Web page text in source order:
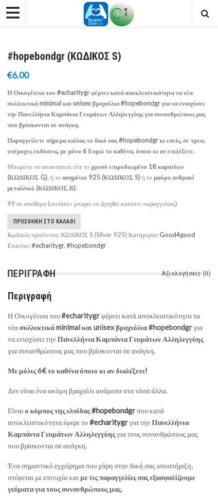
#hopebondgr (ΚΩΔΙΚΟΣ S)
€6.00
Η Οικογένεια του #echaritygr φέρνει κατά αποκλειστικότητα τα νέα
συλλεκτικά minimal και unisex βραχιόλια #hopebondgr για να ενισχύσει
την Πανελλήνια Καμπάνια Γευμάτων Αλληλεγγύης για συνανθρώπους μας
που βρίσκονται σε ανάγκη.
Παραγγείλετε σήμερα κιόλας το δικό σας #hopebondgr κι εσείς, σε τρεις
υπέροχες εκδόσεις, με μόνο 6 Ευρώ το καθένα, όποιο κι αν επιλέξετε.
Μπορείτε να αποκτήσετε είτε το χρυσό επιροδιωμένο 18 καρατίων
(ΚΩΔΙΚΟΣ G), ή το ασημένιο 925 (ΚΩΔΙΚΟΣ S)ή το μαύρο ανθρακί
μεταλλικό (ΚΩΔΙΚΟΣ Β).
99 σε απόθεμα (επιπλέον μπορεί να ζητηθεί κατόπιν παραγγελίας)
ΠΡΟΣΘΉΚΗ ΣΤΟ ΚΑΛΆΘΙ
Κωδικός προϊόντος:ΚΩΔΙΚΟΣ S (Silver 925) Κατηγορία:Good4good
Ετικέτες:#echaritygr, #hopebondgr
ΠΕΡΙΓΡΑΦΉ Αξιολογήσεις (0)
Περιγραφή
Η Οικογένεια του#echaritygrφέρνει κατά αποκλειστικότητα τα
νέασυλλεκτικά minimal και unisex βραχιόλια #hopebondgrγια
να ενισχύσει τηνΠανελλήνια Καμπάνια Γευμάτων Αλληλεγγύης
για συνανθρώπους μας που βρίσκονται σε ανάγκη.
Με μόλις 6€ το καθένα όποιο κι αν διαλέξετε!
Δεν είναι ένα ακόμη βραχιόλι ανάμεσα στα τόσα άλλα.
Είναι ο κόμπος της ελπίδας#hopebondgrπου κατά
αποκλειστικότητα έφερε το #echaritygrγια τηνΠανελλήνια
Καμπάνια Γευμάτων Αλληλεγγύηςγια τους συνανθρώπους μας
που βρίσκονται σε ανάγκη.
Ένα σημαντικό εγχείρημα που χάρη στην δική σας υποστήριξη,
στέφεται με επιτυχία και με τις παραγγελίες σας εξασφαλίζουμε
γεύματα για τους συνανθρώπους μας.